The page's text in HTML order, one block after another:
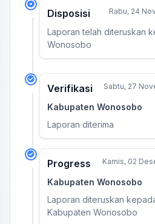
Disposisi Rabu, 24
Laporan telah diteruskan
Wonosobo
Verifikasi Sabtu, 27
Kabupaten Wonosobo
Laporan diterima
Progress Kamis, 02
Kabupaten Wonosobo
Laporan diteruskan
Kabupaten Wonosobo